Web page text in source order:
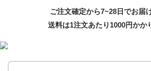
ご注文確定から7~28日でお届
送料は1注文あたり 1000円かか